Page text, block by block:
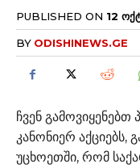
PUBLISHED ON 12
BY ODISHINEWS.GE
ჩვენ გამოვიყენებთ
კანონიერ აქციებს,
უცხოეთში, რომ